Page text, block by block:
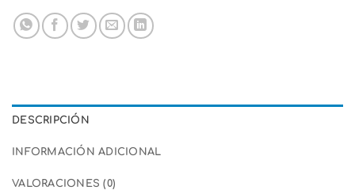
DESCRIPCIÓN
INFORMACIÓN ADICIONAL
VALORACIONES (0)